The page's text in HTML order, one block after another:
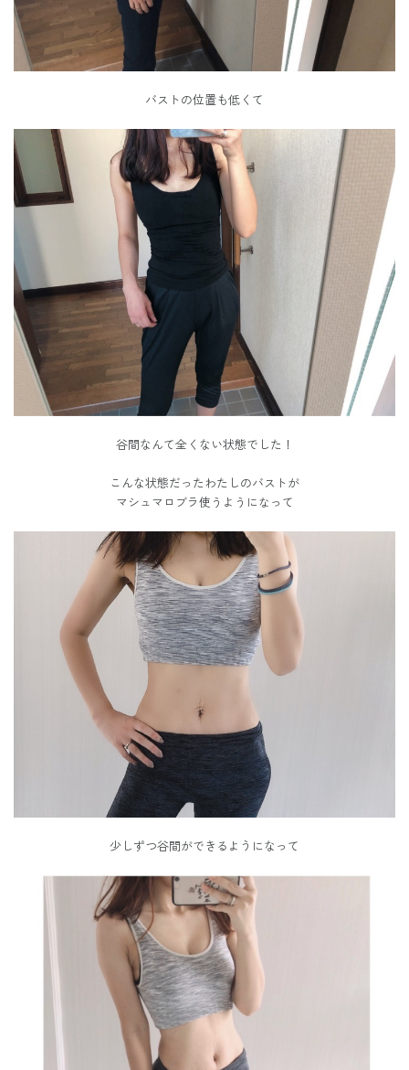
バストの位置も低くて
谷間なんて全くない状態でした！
こんな状態だったわたしのバストが
マシュマロブラ使うようになって
少しずつ谷間ができるようになって